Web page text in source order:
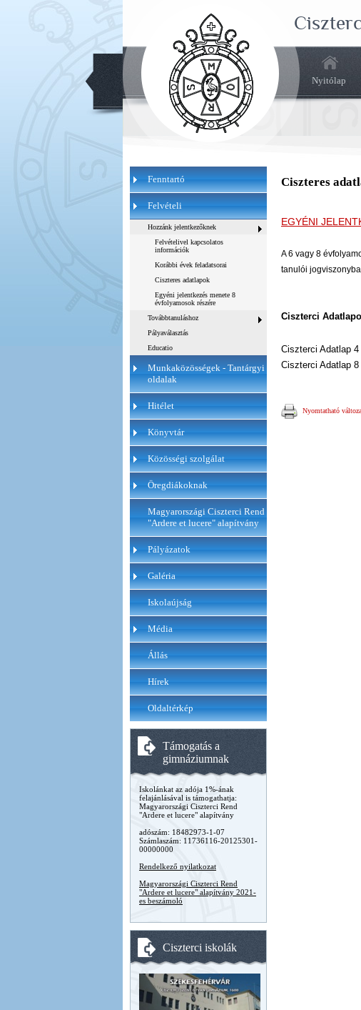
Nyitólap
Fenntartó
Felvételi
Hozzánk jelentkezőknek
Felvételivel kapcsolatos
információk
Korábbi évek feladatsorai
Ciszteres adatlapok
Egyéni jelentkezés menete 8
évfolyamosok részére
Továbbtanuláshoz
Pályaválasztás
Educatio
Munkaközösségek - Tantárgyi
oldalak
Hitélet
Könyvtár
Közösségi szolgálat
Öregdiákoknak
Magyarországi Ciszterci Rend
"Ardere et lucere" alapítvány
Pályázatok
Galéria
Iskolaújság
Média
Állás
Hírek
Oldaltérkép
Támogatás a
gimnáziumnak
Iskolánkat az adója 1%-ának
felajánlásával is támogathatja:
Magyarországi Ciszterci Rend
"Ardere et lucere" alapítvány
adószám: 18482973-1-07
Számlaszám: 11736116-20125301-
00000000
Rendelkező nyilatkozat
Magyarországi Ciszterci Rend
"Ardere et lucere" alapítvány 2021-
es beszámoló
Ciszterci iskolák
Ciszteres
EGYÉNI
A 6 vagy 8
tanulói
Ciszterci Adatlap
Ciszterci Adatlap 4
Ciszterci Adatlap 8
Nyomtatható